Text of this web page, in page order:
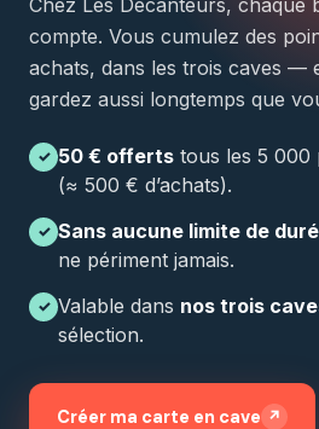
compte. Vous cumulez des
achats, dans les trois caves —
gardez aussi longtemps que
✓ 50 € offerts tous les 5 000
(≈ 500 € d’achats).
✓ Sans aucune limite de
ne périment jamais.
✓ Valable dans nos trois
sélection.
Créer ma carte en cave ↗